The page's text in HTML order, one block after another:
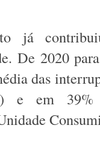
já
De 2020
das
e em